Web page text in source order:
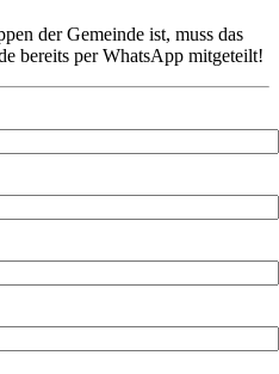
der Gemeinde ist, muss das
bereits per WhatsApp mitgeteilt!